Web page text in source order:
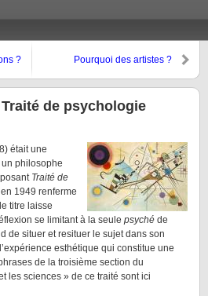
? Pourquoi des artistes ?
de psychologie
était une
philosophe
Traité de
1949 renferme
titre laisse
se limitant à la seule psyché de
de situer et resituer le sujet dans son
esthétique qui constitue une
de la troisième section du
les sciences » de ce traité sont ici